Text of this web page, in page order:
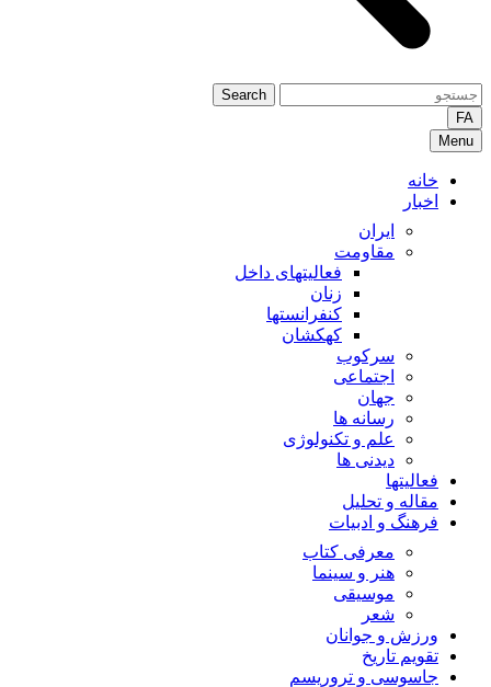
Search
FA
Menu
خانه
اخبار
ایران
مقاومت
فعالیتهای داخل
زنان
کنفرانستها
کهکشان
سرکوب
اجتماعی
جهان
رسانه ها
علم و تکنولوژی
دیدنی ها
فعالیتها
مقاله و تحلیل
فرهنگ و ادبیات
معرفی کتاب
هنر و سینما
موسیقی
شعر
ورزش و جوانان
تقویم تاريخ
جاسوسی و تروریسم